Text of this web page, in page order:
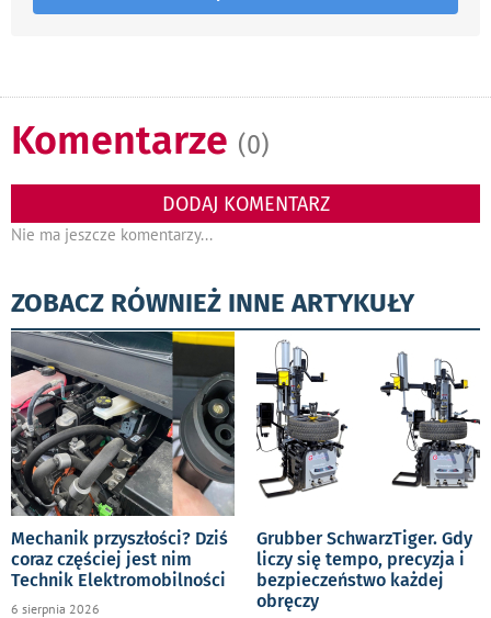
Komentarze (0)
DODAJ KOMENTARZ
Nie ma jeszcze komentarzy...
ZOBACZ RÓWNIEŻ INNE ARTYKUŁY
Mechanik przyszłości? Dziś
coraz częściej jest nim
Technik Elektromobilności
6 sierpnia 2026
Grubber SchwarzTiger. Gdy
liczy się tempo, precyzja i
bezpieczeństwo każdej
obręczy